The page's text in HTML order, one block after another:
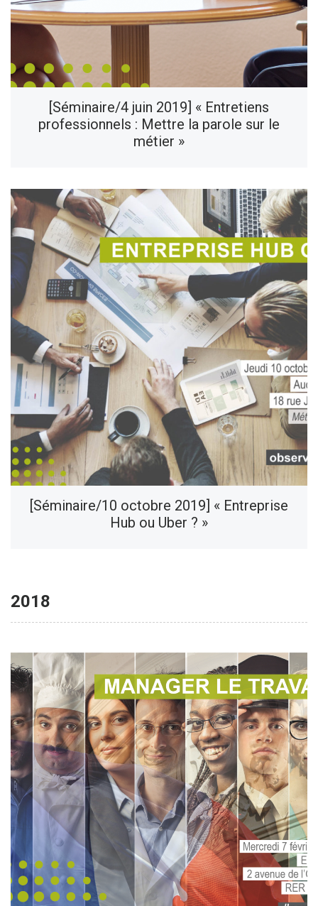
[Séminaire/4 juin 2019] « Entretiens
professionnels : Mettre la parole sur le
métier »
[Séminaire/10 octobre 2019] « Entreprise
Hub ou Uber ? »
2018